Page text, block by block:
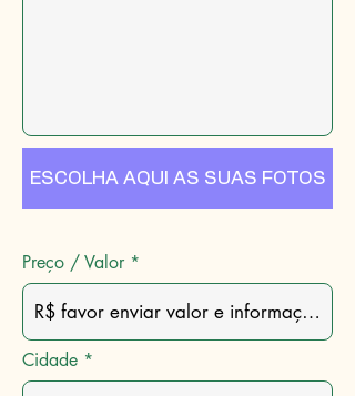
ESCOLHA AQUI AS SUAS FOTOS
Preço / Valor
Cidade